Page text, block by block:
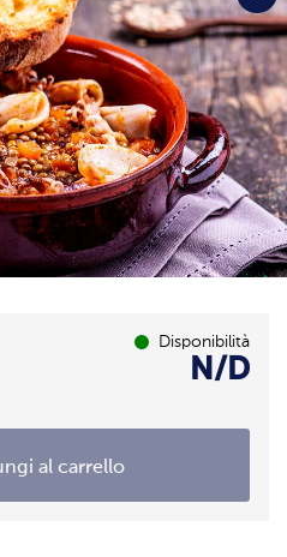
Disponibilità
N/D
al carrello